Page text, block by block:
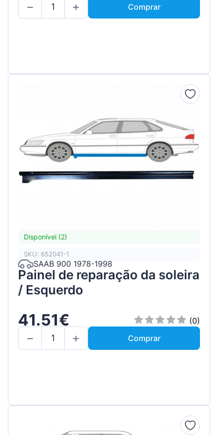
Comprar
Disponível (2)
SKU: 652041-1
SAAB 900 1978-1998
Painel de reparação da soleira
/ Esquerdo
41.51€
(0)
Comprar